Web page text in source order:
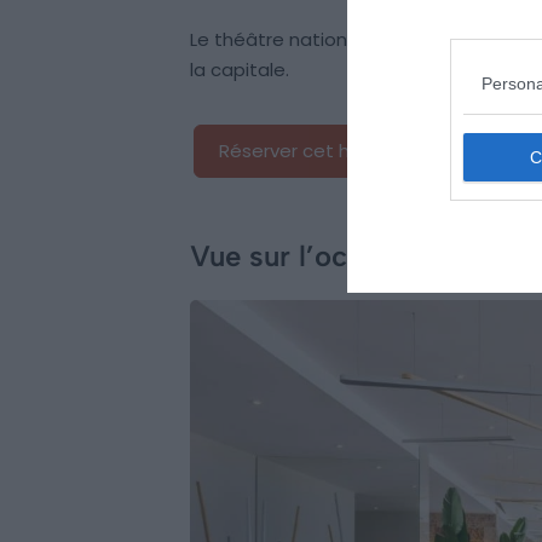
Le théâtre national Dona Maria II,
la capitale.
Réserver cet hôtel
Vue sur l’océan au